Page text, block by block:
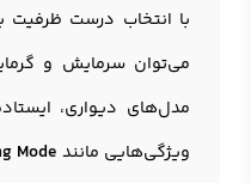
با انتخاب درست ظرفیت
می‌توان سرمایش و
مدل‌های دیواری،
ویژگی‌هایی مانند Mode